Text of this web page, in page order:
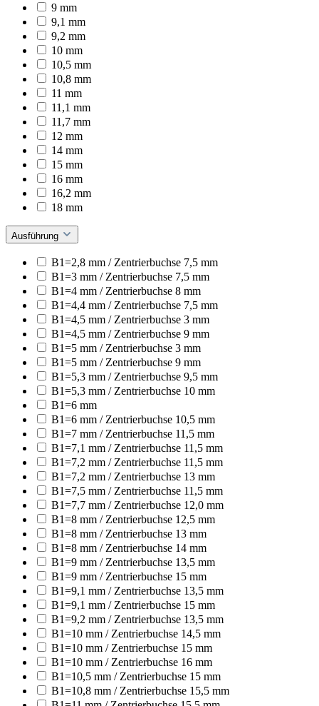
9 mm
9,1 mm
9,2 mm
10 mm
10,5 mm
10,8 mm
11 mm
11,1 mm
11,7 mm
12 mm
14 mm
15 mm
16 mm
16,2 mm
18 mm
Ausführung
B1=2,8 mm / Zentrierbuchse 7,5 mm
B1=3 mm / Zentrierbuchse 7,5 mm
B1=4 mm / Zentrierbuchse 8 mm
B1=4,4 mm / Zentrierbuchse 7,5 mm
B1=4,5 mm / Zentrierbuchse 3 mm
B1=4,5 mm / Zentrierbuchse 9 mm
B1=5 mm / Zentrierbuchse 3 mm
B1=5 mm / Zentrierbuchse 9 mm
B1=5,3 mm / Zentrierbuchse 9,5 mm
B1=5,3 mm / Zentrierbuchse 10 mm
B1=6 mm
B1=6 mm / Zentrierbuchse 10,5 mm
B1=7 mm / Zentrierbuchse 11,5 mm
B1=7,1 mm / Zentrierbuchse 11,5 mm
B1=7,2 mm / Zentrierbuchse 11,5 mm
B1=7,2 mm / Zentrierbuchse 13 mm
B1=7,5 mm / Zentrierbuchse 11,5 mm
B1=7,7 mm / Zentrierbuchse 12,0 mm
B1=8 mm / Zentrierbuchse 12,5 mm
B1=8 mm / Zentrierbuchse 13 mm
B1=8 mm / Zentrierbuchse 14 mm
B1=9 mm / Zentrierbuchse 13,5 mm
B1=9 mm / Zentrierbuchse 15 mm
B1=9,1 mm / Zentrierbuchse 13,5 mm
B1=9,1 mm / Zentrierbuchse 15 mm
B1=9,2 mm / Zentrierbuchse 13,5 mm
B1=10 mm / Zentrierbuchse 14,5 mm
B1=10 mm / Zentrierbuchse 15 mm
B1=10 mm / Zentrierbuchse 16 mm
B1=10,5 mm / Zentrierbuchse 15 mm
B1=10,8 mm / Zentrierbuchse 15,5 mm